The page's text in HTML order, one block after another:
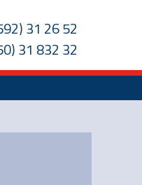
31 26 52
31 832 32